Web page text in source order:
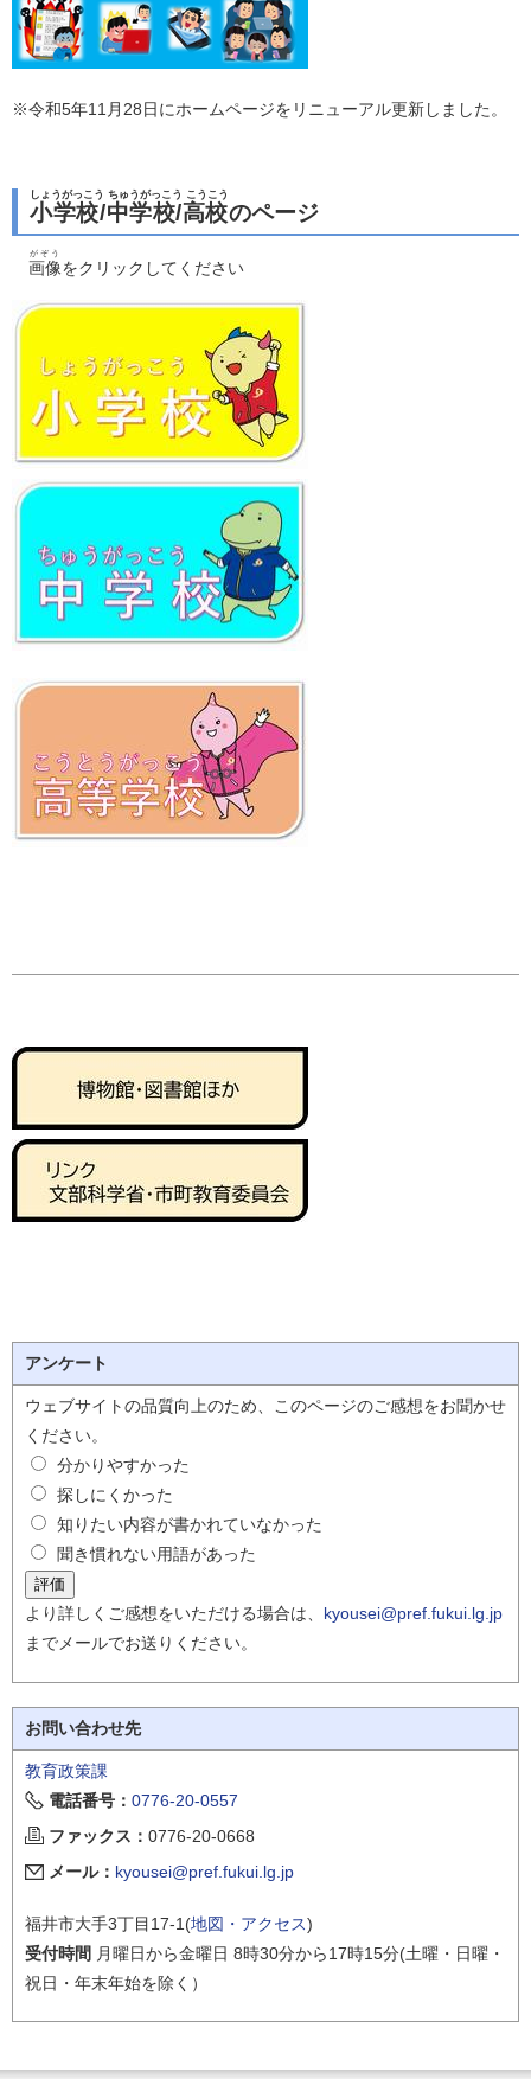
※令和5年11月28日にホームページをリニューアル更新しました。
小学校/中学校/高校
しょうがっこう ちゅうがっこう こうこう
のページ
画像
がぞう
をクリックしてください
アンケート
ウェブサイトの品質向上のため、このページのご感想をお聞かせ
ください。
分かりやすかった
探しにくかった
知りたい内容が書かれていなかった
聞き慣れない用語があった
より詳しくご感想をいただける場合は、 kyousei@pref.fukui.lg.jp
までメールでお送りください。
お問い合わせ先
教育政策課
電話番号： 0776-20-0557
ファックス： 0776-20-0668
メール： kyousei@pref.fukui.lg.jp
福井市大手3丁目17-1(地図・アクセス)
受付時間 月曜日から金曜日 8時30分から17時15分(土曜・日曜・
祝日・年末年始を除く）